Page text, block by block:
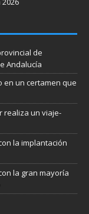
de
Andalucía
en un certamen que
realiza un viaje-
la implantación
la gran mayoría